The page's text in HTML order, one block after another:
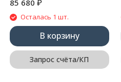
85 680 ₽
Осталась 1 шт.
В корзину
Запрос счёта/КП